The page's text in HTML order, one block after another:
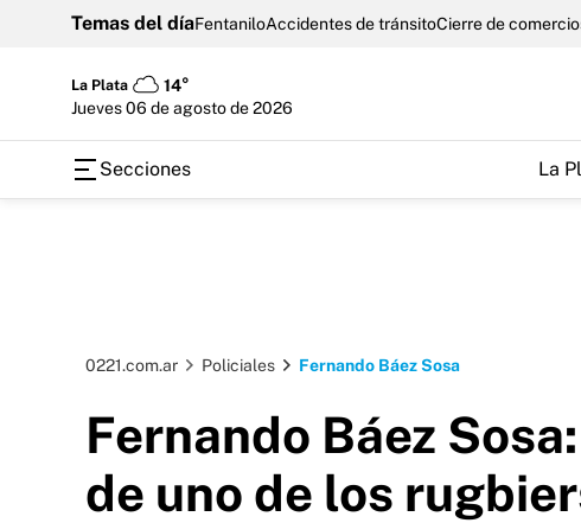
Temas del díaFentaniloAccidentes de tránsitoCierre de
La Plata
14°
jueves 06 de agosto de 2026
Secciones La
0221.com.ar Policiales Fernando Báez Sosa
Fernando Báez
de uno de los